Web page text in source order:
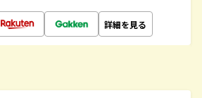
詳細を見る